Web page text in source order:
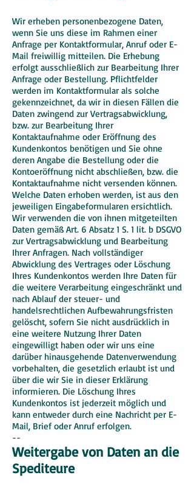
Wir erheben personenbezogene Daten,
wenn Sie uns diese im Rahmen einer
Anfrage per Kontaktformular, Anruf oder E-
Mail freiwillig mitteilen. Die Erhebung
erfolgt ausschließlich zur Bearbeitung Ihrer
Anfrage oder Bestellung. Pflichtfelder
werden im Kontaktformular als solche
gekennzeichnet, da wir in diesen Fällen die
Daten zwingend zur Vertragsabwicklung,
bzw. zur Bearbeitung Ihrer
Kontaktaufnahme oder Eröffnung des
Kundenkontos benötigen und Sie ohne
deren Angabe die Bestellung oder die
Kontoeröffnung nicht abschließen, bzw. die
Kontaktaufnahme nicht versenden können.
Welche Daten erhoben werden, ist aus den
jeweiligen Eingabeformularen ersichtlich.
Wir verwenden die von ihnen mitgeteilten
Daten gemäß Art. 6 Absatz 1 S. 1 lit. b DSGVO
zur Vertragsabwicklung und Bearbeitung
Ihrer Anfragen. Nach vollständiger
Abwicklung des Vertrages oder Löschung
Ihres Kundenkontos werden Ihre Daten für
die weitere Verarbeitung eingeschränkt und
nach Ablauf der steuer- und
handelsrechtlichen Aufbewahrungsfristen
gelöscht, sofern Sie nicht ausdrücklich in
eine weitere Nutzung Ihrer Daten
eingewilligt haben oder wir uns eine
darüber hinausgehende Datenverwendung
vorbehalten, die gesetzlich erlaubt ist und
über die wir Sie in dieser Erklärung
informieren. Die Löschung Ihres
Kundenkontos ist jederzeit möglich und
kann entweder durch eine Nachricht per E-
Mail, Brief oder Anruf erfolgen.
--
Weitergabe von Daten an die
Spediteure